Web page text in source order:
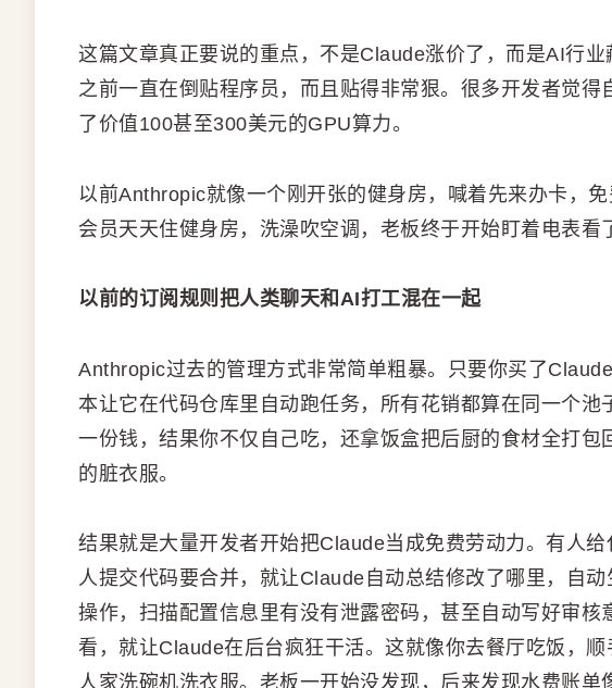
这篇文章真正要说的重点，不是Claude涨价了，而是AI行
之前一直在倒贴程序员，而且贴得非常狠。很多开发者觉
了价值100甚至300美元的GPU算力。
以前Anthropic就像一个刚开张的健身房，喊着先来办卡，
会员天天住健身房，洗澡吹空调，老板终于开始盯着电表看
以前的订阅规则把人类聊天和AI打工混在一起
Anthropic过去的管理方式非常简单粗暴。只要你买了
本让它在代码仓库里自动跑任务，所有花销都算在同一个池
一份钱，结果你不仅自己吃，还拿饭盒把后厨的食材全打包
的脏衣服。
结果就是大量开发者开始把Claude当成免费劳动力。有人
人提交代码要合并，就让Claude自动总结修改了哪里，自
操作，扫描配置信息里有没有泄露密码，甚至自动写好审核
看，就让Claude在后台疯狂干活。这就像你去餐厅吃饭，
人家洗碗机洗衣服。老板一开始没发现，后来发现水费账单